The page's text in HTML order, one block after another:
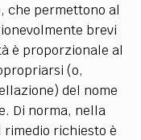
che permettono al
brevi
è proporzionale al
(o,
del nome
Di norma, nella
richiesto è